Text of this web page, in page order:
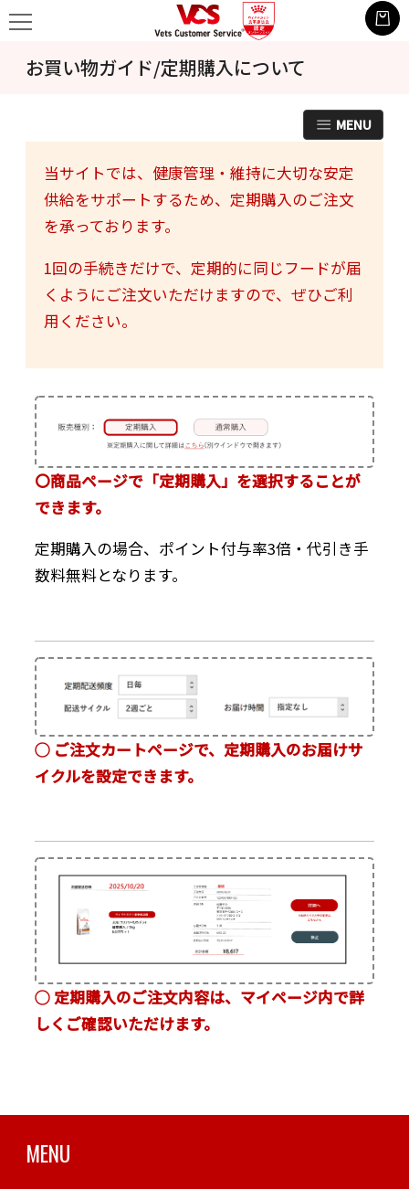
お買い物ガイド/定期購入について
MENU
当サイトでは、健康管理・維持に大切な安定
供給をサポートするため、定期購入のご注文
を承っております。
1回の手続きだけで、定期的に同じフードが届
くようにご注文いただけますので、ぜひご利
用ください。
〇商品ページで「定期購入」を選択することが
できます。
定期購入の場合、ポイント付与率3倍・代引き手
数料無料となります。
◯ ご注文カートページで、定期購入のお届けサ
イクルを設定できます。
◯ 定期購入のご注文内容は、マイページ内で詳
しくご確認いただけます。
MENU